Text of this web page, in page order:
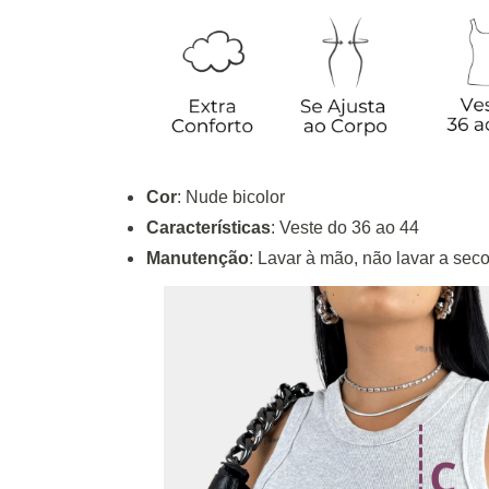
Cor: Nude bicolor
Características: Veste do 36 ao 44
Manutenção: Lavar à mão, não lavar a